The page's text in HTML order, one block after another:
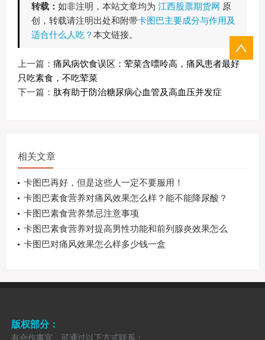
转载： 如非注明，本站文章均为 江西股票期货网 原
创，转载请注明出处和附带卡图巴主要成分与作用及
适合什么人吃？ 本文链接。
上一篇： 痛风病饮食误区：荤菜含嘌呤高，痛风患者最好
只吃素食，不吃荤菜
下一篇： 肽有助于防治糖尿病心血管及高血压并发症
相关文章
卡图巴再好，但是这些人一定不要服用！
卡图巴素食营养对痛风效果怎么样？能不能降尿酸？
卡图巴素食营养禁忌注意事项
卡图巴素食营养对提高男性功能和前列腺炎效果怎么
样
卡图巴对痛风效果怎么样多少钱一盒
版权部分：
有合作事宜，可通过以下方式联系：